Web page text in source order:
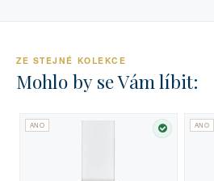
ZE STEJNÉ KOLEKCE
Mohlo by se Vám líbit:
ANO
SKLADEM
ANO